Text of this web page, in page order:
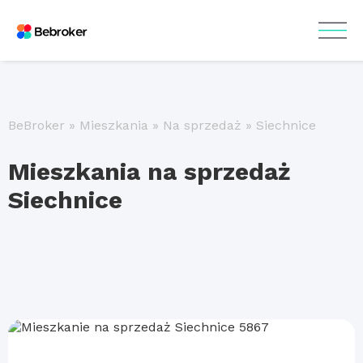
BeBroker » Mieszkania » Na sprzedaż » Siechnice
Mieszkania na sprzedaż
Siechnice